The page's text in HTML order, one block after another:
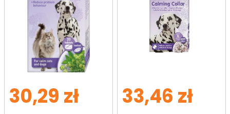
30,29 zł 33,46 zł